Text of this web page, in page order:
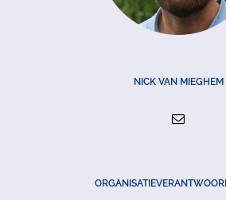
NICK VAN MIEGHEM